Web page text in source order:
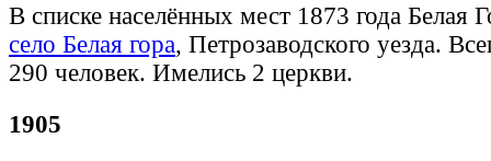
В списке населённых мест 1873 года Белая
село Белая гора, Петрозаводского уезда.
290 человек. Имелись 2 церкви.
1905